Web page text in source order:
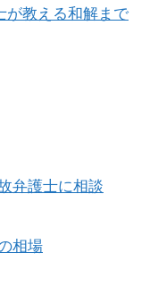
が教える和解まで
弁護士に相談
相場